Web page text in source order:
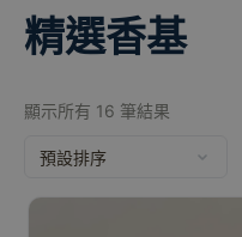
精選香基
顯示所有 16 筆結果